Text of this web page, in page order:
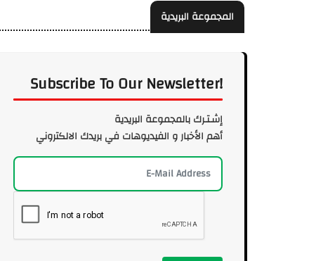
المجموعة البريدية
Subscribe To Our Newsletter!
إشـتـرك بالمجموعة البريدية
أهم الأخبار و الفيديوهات في بريدك الالكتروني